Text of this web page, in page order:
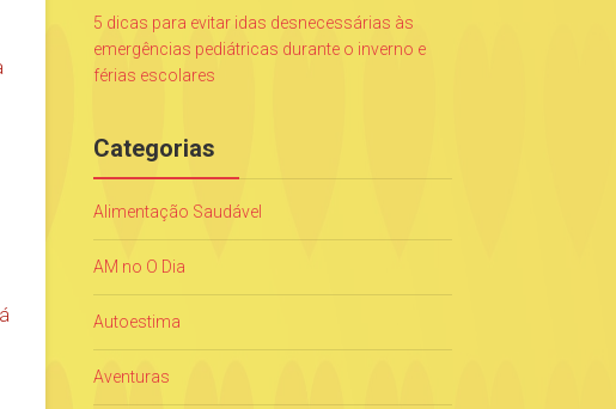
5 dicas para evitar idas desnecessárias às
emergências pediátricas durante o inverno e
férias escolares
Categorias
Alimentação Saudável
AM no O Dia
Autoestima
Aventuras